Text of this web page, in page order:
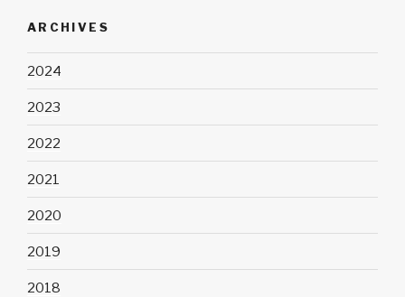
ARCHIVES
2024
2023
2022
2021
2020
2019
2018